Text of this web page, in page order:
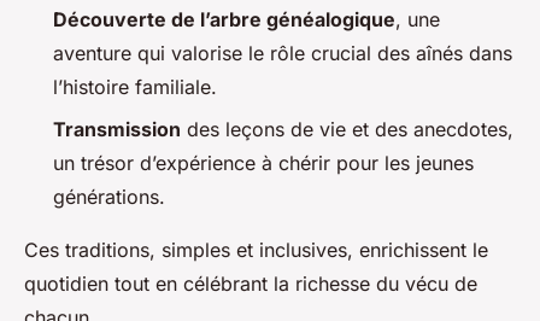
Découverte de l’arbre généalogique, une
aventure qui valorise le rôle crucial des aînés dans
l’histoire familiale.
Transmission des leçons de vie et des anecdotes,
un trésor d’expérience à chérir pour les jeunes
générations.
Ces traditions, simples et inclusives, enrichissent le
quotidien tout en célébrant la richesse du vécu de